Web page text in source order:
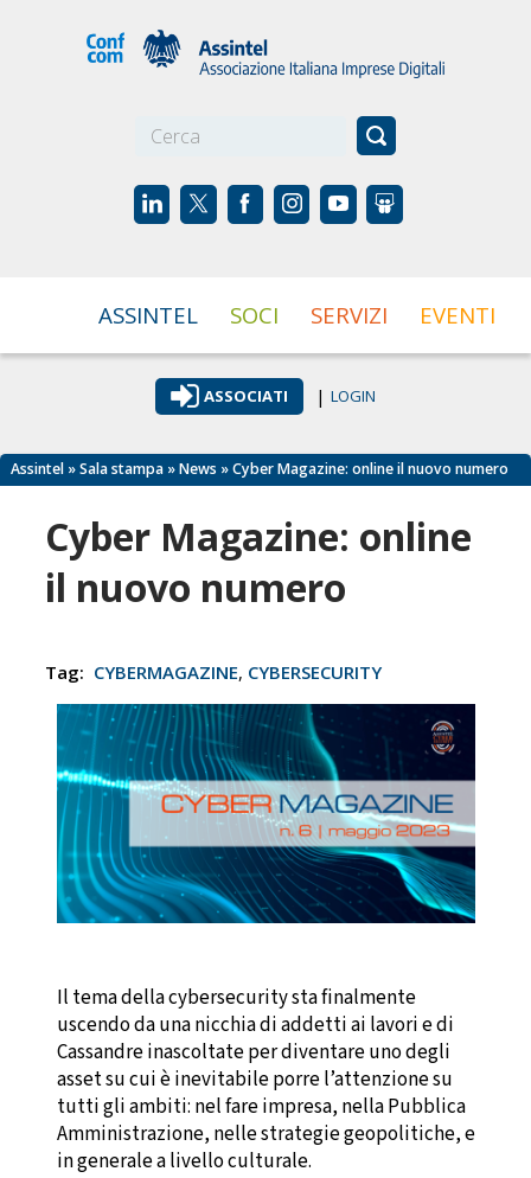
ASSINTEL SOCI SERVIZI EVENTI
ASSOCIATI | LOGIN
Assintel »Sala stampa »News » Cyber Magazine: online il nuovo numero
Cyber Magazine: online
il nuovo numero
Tag: CYBERMAGAZINE, CYBERSECURITY
Il tema della cybersecurity sta finalmente
uscendo da una nicchia di addetti ai lavori e di
Cassandre inascoltate per diventare uno degli
asset su cui è inevitabile porre l’attenzione su
tutti gli ambiti: nel fare impresa, nella Pubblica
Amministrazione, nelle strategie geopolitiche, e
in generale a livello culturale.